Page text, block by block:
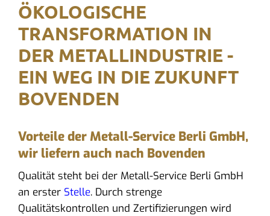
ÖKOLOGISCHE
TRANSFORMATION IN
DER METALLINDUSTRIE -
EIN WEG IN DIE ZUKUNFT
BOVENDEN
Vorteile der Metall-Service Berli GmbH,
wir liefern auch nach Bovenden
Qualität steht bei der Metall-Service Berli GmbH
an erster Stelle. Durch strenge
Qualitätskontrollen und Zertifizierungen wird